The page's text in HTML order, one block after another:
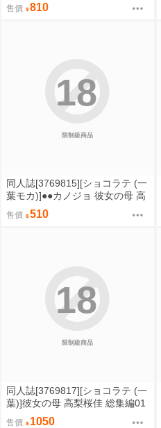
售價 810
限制級商品
18
同人誌[3769815][ショコラテ (一
葉モカ)]●●カノジョ 彼女の母 高
梨桜佳#2.5 フルカラー (原創)
售價 510
限制級商品
18
同人誌[3769817][ショコラテ (一
葉)]彼女の母 高梨桜佳 総集編01
(其他)
售價 1050